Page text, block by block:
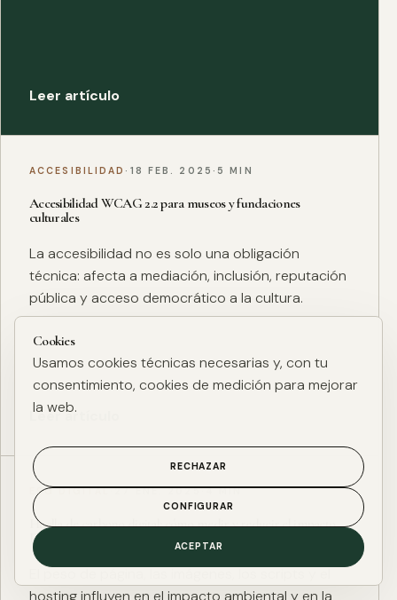
Leer artículo
ACCESIBILIDAD · 18 FEB. 2025 · 5 MIN
Accesibilidad WCAG 2.2 para museos y fundaciones
culturales
La accesibilidad no es solo una obligación
técnica: afecta a mediación, inclusión, reputación
pública y acceso democrático a la cultura.
Leer artículo
ESG DIGITAL·27 ENE. 2025·4 MIN
Huella de carbono digital: cómo medir y reducir el impacto
ESG de una web
El peso de página, las imágenes, los scripts y el
hosting influyen en el impacto ambiental y en la
Cookies
Usamos cookies técnicas necesarias y, con tu
consentimiento, cookies de medición para mejorar
la web.
RECHAZAR
CONFIGURAR
ACEPTAR